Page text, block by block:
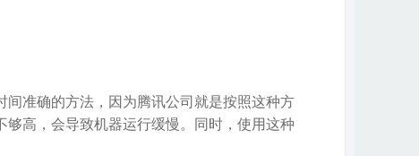
准确的方法，因为腾讯公司就是按照这种方
高，会导致机器运行缓慢。同时，使用这种